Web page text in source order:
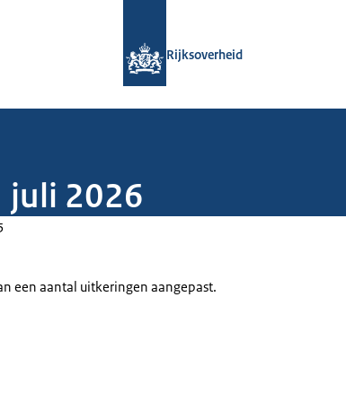
Rijksoverheid
juli 2026
een aantal uitkeringen aangepast.